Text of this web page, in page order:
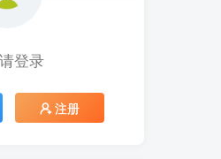
登录
注册
登录
注册